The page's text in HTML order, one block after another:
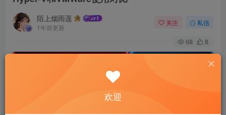
陌上烟雨遥
1年前更新
关注 私信
68 8
欢迎